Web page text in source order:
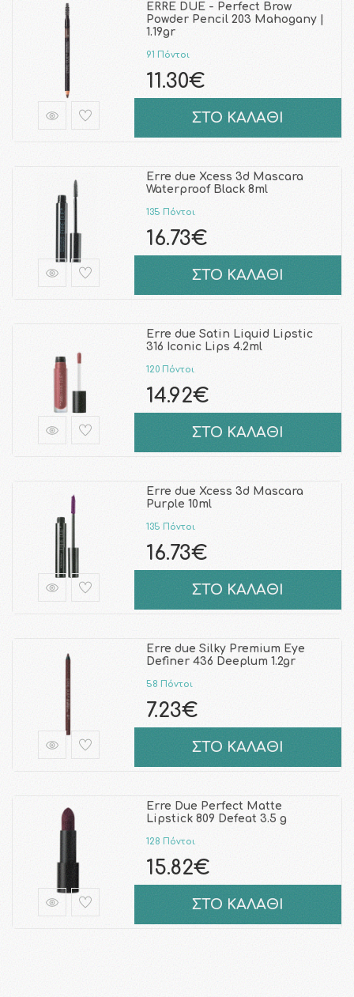
ERRE DUE - Perfect Brow
Powder Pencil 203 Mahogany |
1.19gr
91 Πόντοι
11.30€
ΣΤΟ ΚΑΛΑΘΙ
Erre due Xcess 3d Mascara
Waterproof Black 8ml
135 Πόντοι
16.73€
ΣΤΟ ΚΑΛΑΘΙ
Erre due Satin Liquid Lipstic
316 Iconic Lips 4.2ml
120 Πόντοι
14.92€
ΣΤΟ ΚΑΛΑΘΙ
Erre due Xcess 3d Mascara
Purple 10ml
135 Πόντοι
16.73€
ΣΤΟ ΚΑΛΑΘΙ
Erre due Silky Premium Eye
Definer 436 Deeplum 1.2gr
58 Πόντοι
7.23€
ΣΤΟ ΚΑΛΑΘΙ
Erre Due Perfect Matte
Lipstick 809 Defeat 3.5 g
128 Πόντοι
15.82€
ΣΤΟ ΚΑΛΑΘΙ